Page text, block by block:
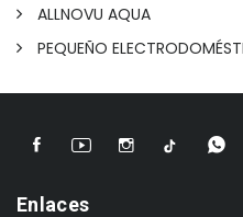
ALLNOVU AQUA
PEQUEÑO
Enlaces